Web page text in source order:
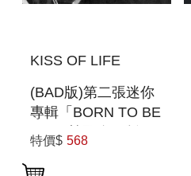
KISS OF LIFE
(BAD版)第二張迷你
專輯「BORN TO BE
XX」(韓國進口版)
特價$ 568